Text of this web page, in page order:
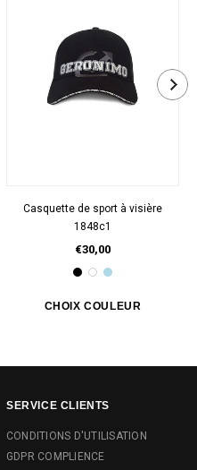
Casquette de sport à visière
1848c1
€30,00
SERVICE CLIENTS
CONDITIONS D'UTILISATION
GDPR COMPLIENCE